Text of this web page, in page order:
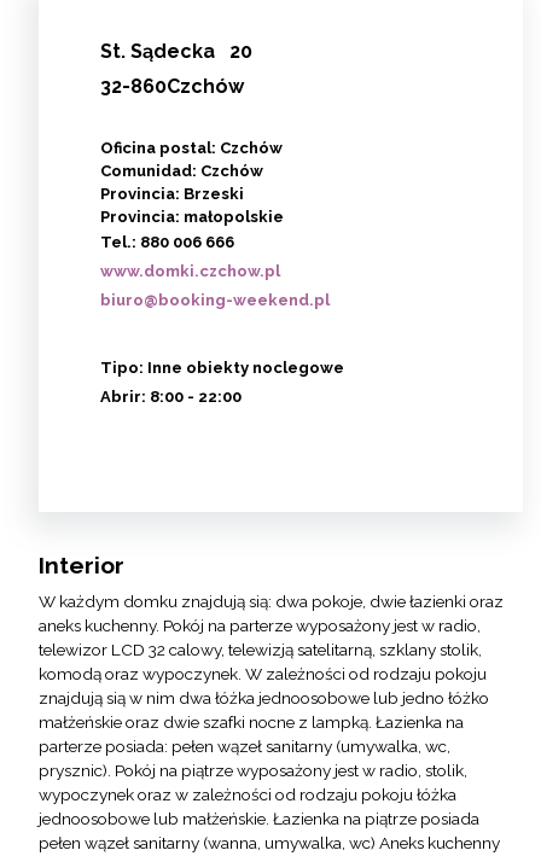
St. Sądecka
20
32-860Czchów
Oficina postal: Czchów
Comunidad: Czchów
Provincia: Brzeski
Provincia: małopolskie
Tel.: 880 006 666
www.domki.czchow.pl
biuro@booking-weekend.pl
Tipo: Inne obiekty noclegowe
Abrir: 8:00 - 22:00
Interior
W każdym domku znajdują sią: dwa pokoje, dwie łazienki oraz
aneks kuchenny. Pokój na parterze wyposażony jest w radio,
telewizor LCD 32 calowy, telewizją satelitarną, szklany stolik,
komodą oraz wypoczynek. W zależności od rodzaju pokoju
znajdują sią w nim dwa łóżka jednoosobowe lub jedno łóżko
małżeńskie oraz dwie szafki nocne z lampką. Łazienka na
parterze posiada: pełen wązeł sanitarny (umywalka, wc,
prysznic). Pokój na piątrze wyposażony jest w radio, stolik,
wypoczynek oraz w zależności od rodzaju pokoju łóżka
jednoosobowe lub małżeńskie. Łazienka na piątrze posiada
pełen wązeł sanitarny (wanna, umywalka, wc) Aneks kuchenny